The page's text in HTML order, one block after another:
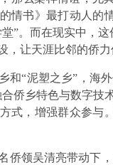
情书》最打动人的
”。而在现实中，
，让天涯比邻的侨力
和“泥塑之乡”，海
侨乡特色与数字技
式，增强群众参与
侨领吴清亮带动下